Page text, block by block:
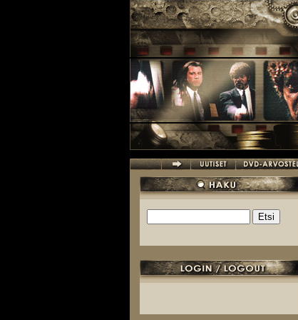
Hakulomake